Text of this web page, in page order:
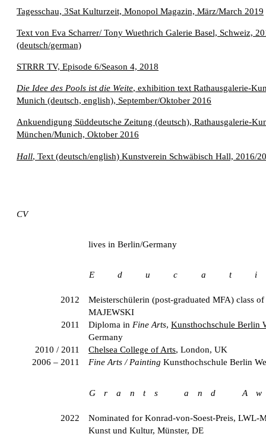
Tagesschau, 3Sat Kulturzeit, Monopol Magazin, März/March 2019
Text von Eva Scharrer/ Tony Wuethrich Galerie Basel, Schweiz,
(deutsch/german)
STRRR TV, Episode 6/Season 4, 2018
Die Idee des Pools ist die Weite, exhibition text Rathausgalerie-
Munich (deutsch, english), September/Oktober 2016
Ankuendigung Süddeutsche Zeitung (deutsch), Rathausgalerie-
München/Munich, Oktober 2016
Hall, Text (deutsch/english) Kunstverein Schwäbisch Hall, 2016/
CV
lives in Berlin/Germany
E d u c a t i
2012
Meisterschülerin (post-graduated MFA) class of
MAJEWSKI
2011
Diploma in Fine Arts, Kunsthochschule Berlin
Germany
2010 / 2011
Chelsea College of Arts, London, UK
2006 – 2011
Fine Arts / Painting Kunsthochschule Berlin
G r a n t s a n d A w
2022
Nominated for Konrad-von-Soest-Preis, LWL-
Kunst und Kultur, Münster, DE